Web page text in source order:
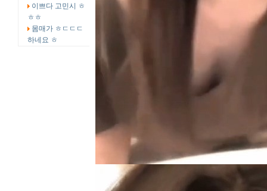
이쁘다 고민시 ㅎ
ㅎㅎ
몸매가 ㅎㄷㄷㄷ
하네요 ㅎ